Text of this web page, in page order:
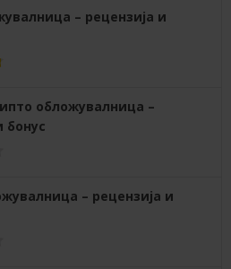
– рецензија и
обложувалница –
бонус
– рецензија и